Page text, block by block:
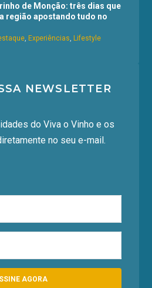
de Monção: três dias que
região apostando tudo no
,Experiências,Lifestyle
NEWSLETTER
do Viva o Vinho e os
no seu e-mail.
AGORA